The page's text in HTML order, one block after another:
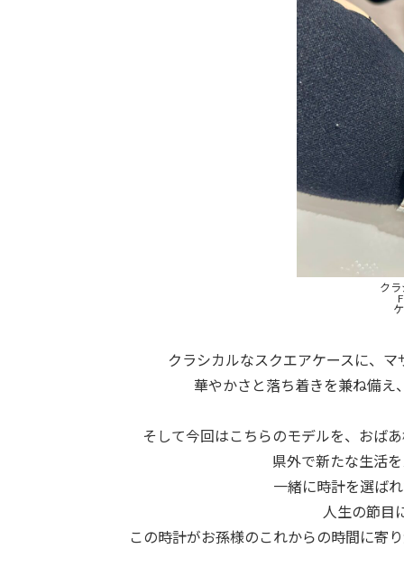
クラ
クラシカルなスクエアケースに、マ
華やかさと落ち着きを兼ね備え
そして今回はこちらのモデルを、おば
県外で新たな生活
一緒に時計を選ば
人生の節目
この時計がお孫様のこれからの時間に寄